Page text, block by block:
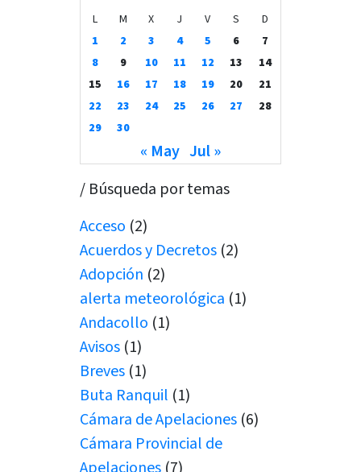
L M X J V S
D
1
2 3 4 5 6
7
8
9 10 11 12 13
14
15
16 17 18 19 20
21
22
23 24 25 26 27
28
29
30
« May Jul »
/ Búsqueda por temas
Acceso (2)
Acuerdos y Decretos (2)
Adopción (2)
alerta meteorológica (1)
Andacollo (1)
Avisos (1)
Breves (1)
Buta Ranquil (1)
Cámara de Apelaciones (6)
Cámara Provincial de